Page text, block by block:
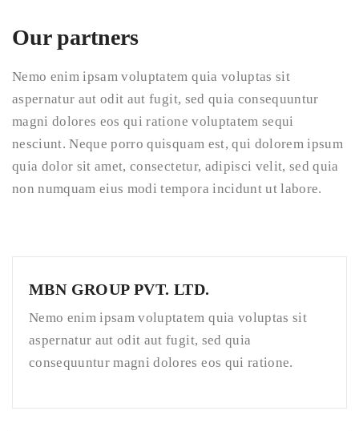
Our partners
Nemo enim ipsam voluptatem quia voluptas sit
aspernatur aut odit aut fugit, sed quia consequuntur
magni dolores eos qui ratione voluptatem sequi
nesciunt. Neque porro quisquam est, qui dolorem ipsum
quia dolor sit amet, consectetur, adipisci velit, sed quia
non numquam eius modi tempora incidunt ut labore.
MBN GROUP PVT. LTD.
Nemo enim ipsam voluptatem quia voluptas sit
aspernatur aut odit aut fugit, sed quia
consequuntur magni dolores eos qui ratione.